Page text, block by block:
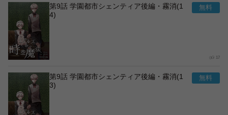
第9話 学園都市シェンティア後編・霧消(1
4)
17
第9話 学園都市シェンティア後編・霧消(1
3)